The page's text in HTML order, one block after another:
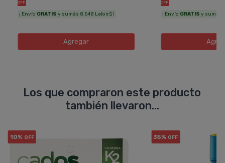
OFF
¡ Envío GRATIS y sumás 8.548 Leloir$ !
Agregar
OFF
¡ Envío GRATIS y sumás
Los que compraron este producto
también llevaron...
10% OFF 35% OFF